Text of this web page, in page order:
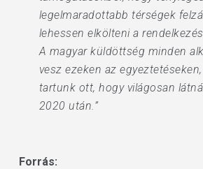
legelmaradottabb térségek
lehessen elkölteni a
A magyar küldöttség minden
vesz ezeken az
tartunk ott, hogy világosan
2020 után.”
Forrás: